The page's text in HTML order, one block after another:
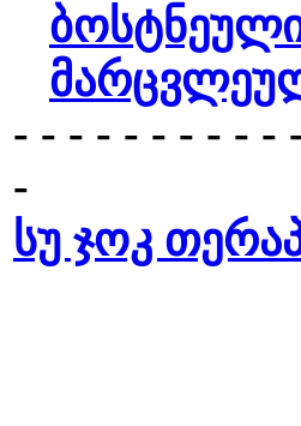
- - - - - - - - - -
-
სუ ჯოკ